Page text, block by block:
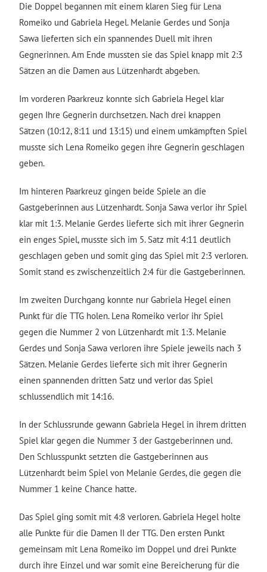
Die Doppel begannen mit einem klaren Sieg für Lena
Romeiko und Gabriela Hegel. Melanie Gerdes und Sonja
Sawa lieferten sich ein spannendes Duell mit ihren
Gegnerinnen. Am Ende mussten sie das Spiel knapp mit 2:3
Sätzen an die Damen aus Lützenhardt abgeben.
Im vorderen Paarkreuz konnte sich Gabriela Hegel klar
gegen Ihre Gegnerin durchsetzen. Nach drei knappen
Sätzen (10:12, 8:11 und 13:15) und einem umkämpften Spiel
musste sich Lena Romeiko gegen ihre Gegnerin geschlagen
geben.
Im hinteren Paarkreuz gingen beide Spiele an die
Gastgeberinnen aus Lützenhardt. Sonja Sawa verlor ihr Spiel
klar mit 1:3. Melanie Gerdes lieferte sich mit ihrer Gegnerin
ein enges Spiel, musste sich im 5. Satz mit 4:11 deutlich
geschlagen geben und somit ging das Spiel mit 2:3 verloren.
Somit stand es zwischenzeitlich 2:4 für die Gastgeberinnen.
Im zweiten Durchgang konnte nur Gabriela Hegel einen
Punkt für die TTG holen. Lena Romeiko verlor ihr Spiel
gegen die Nummer 2 von Lützenhardt mit 1:3. Melanie
Gerdes und Sonja Sawa verloren ihre Spiele jeweils nach 3
Sätzen. Melanie Gerdes lieferte sich mit ihrer Gegnerin
einen spannenden dritten Satz und verlor das Spiel
schlussendlich mit 14:16.
In der Schlussrunde gewann Gabriela Hegel in ihrem dritten
Spiel klar gegen die Nummer 3 der Gastgeberinnen und.
Den Schlusspunkt setzten die Gastgeberinnen aus
Lützenhardt beim Spiel von Melanie Gerdes, die gegen die
Nummer 1 keine Chance hatte.
Das Spiel ging somit mit 4:8 verloren. Gabriela Hegel holte
alle Punkte für die Damen II der TTG. Den ersten Punkt
gemeinsam mit Lena Romeiko im Doppel und drei Punkte
durch ihre Einzel und war somit eine Bereicherung für die